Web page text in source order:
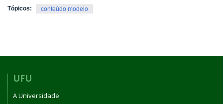
Tópicos: conteúdo modelo
UFU
A Universidade